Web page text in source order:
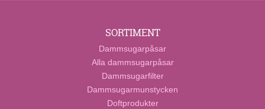
SORTIMENT
Dammsugarpåsar
Alla dammsugarpåsar
Dammsugarfilter
Dammsugarmunstycken
Doftprodukter